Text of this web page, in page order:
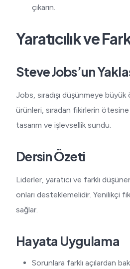
çıkarın.
Yaratıcılık ve
Steve Jobs’un
Jobs, sıradışı düşünmeye
ürünleri, sıradan fikirlerin
tasarım ve işlevsellik sundu.
Dersin Özeti
Liderler, yaratıcı ve farklı
onları desteklemelidir. Yenilikçi
sağlar.
Hayata Uygulama
Sorunlara farklı açılardan